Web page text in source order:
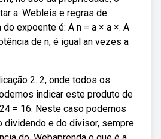
a. Webleis e regras de
expoente é: A n = a × a ×. A
de n, é igual an vezes a
2. 2, onde todos os
indicar este produto de
= 16. Neste caso podemos
dividendo e do divisor, sempre